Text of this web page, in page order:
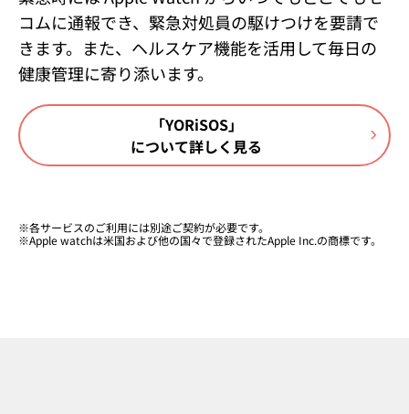
コムに通報でき、緊急対処員の駆けつけを要請で
きます。また、ヘルスケア機能を活用して毎日の
健康管理に寄り添います。
「YORiSOS」
について詳しく見る
※各サービスのご利用には別途ご契約が必要です。
※Apple watchは米国および他の国々で登録されたApple Inc.の商標です。